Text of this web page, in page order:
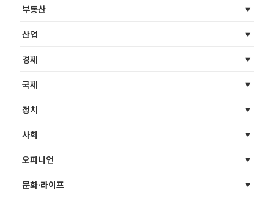
부동산
산업
경제
국제
정치
사회
오피니언
문화·라이프